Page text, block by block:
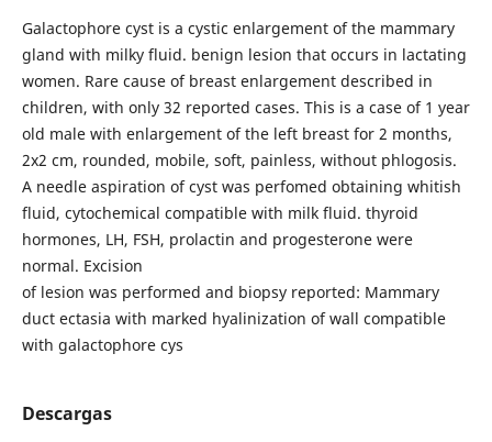
Galactophore cyst is a cystic enlargement of the mammary
gland with milky fluid. benign lesion that occurs in lactating
women. Rare cause of breast enlargement described in
children, with only 32 reported cases. This is a case of 1 year
old male with enlargement of the left breast for 2 months,
2x2 cm, rounded, mobile, soft, painless, without phlogosis.
A needle aspiration of cyst was perfomed obtaining whitish
fluid, cytochemical compatible with milk fluid. thyroid
hormones, LH, FSH, prolactin and progesterone were
normal. Excision
of lesion was performed and biopsy reported: Mammary
duct ectasia with marked hyalinization of wall compatible
with galactophore cys
Descargas